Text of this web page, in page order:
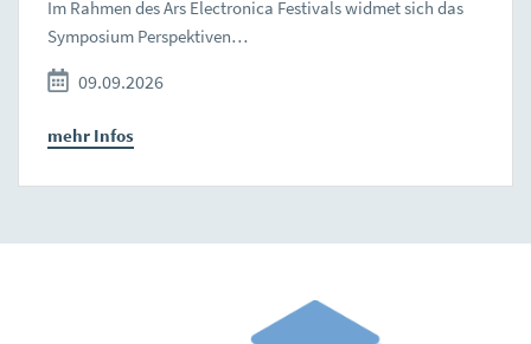
Im Rahmen des Ars Electronica Festivals widmet sich das
Symposium Perspektiven…
09.09.2026
mehr Infos